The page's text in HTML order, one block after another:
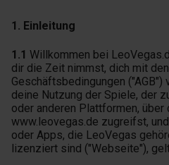
1. Einleitung
1.1 Willkommen bei
dir die Zeit nimmst, dich mit
Geschäftsbedingungen ("AGB")
deine Nutzung der Spiele, der
oder anderen Plattformen,
www.leovegas.de zugreifst,
oder Apps, die LeoVegas
lizenziert sind ("Webseite"),